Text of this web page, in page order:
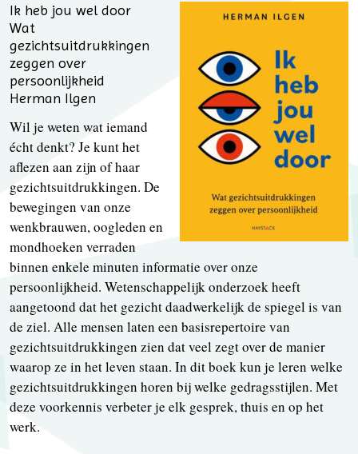
Ik heb jou wel door
Wat
gezichtsuitdrukkingen
zeggen over
persoonlijkheid
Herman Ilgen
Wil je weten wat iemand
écht denkt? Je kunt het
aflezen aan zijn of haar
gezichtsuitdrukkingen. De
bewegingen van onze
wenkbrauwen, oogleden en
mondhoeken verraden
binnen enkele minuten informatie over onze
persoonlijkheid. Wetenschappelijk onderzoek heeft
aangetoond dat het gezicht daadwerkelijk de spiegel is van
de ziel. Alle mensen laten een basisrepertoire van
gezichtsuitdrukkingen zien dat veel zegt over de manier
waarop ze in het leven staan. In dit boek kun je leren welke
gezichtsuitdrukkingen horen bij welke gedragsstijlen. Met
deze voorkennis verbeter je elk gesprek, thuis en op het
werk.